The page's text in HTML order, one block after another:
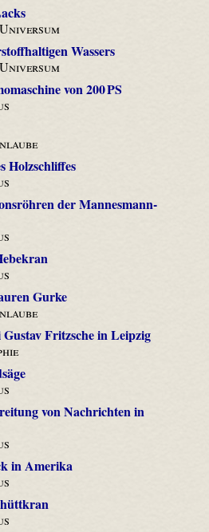
Wassers
von 200 PS
Holzschliffes
der Mannesmann-
Gurke
Fritzsche in Leipzig
von Nachrichten in
in Amerika